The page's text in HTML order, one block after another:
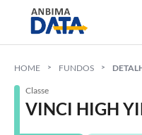
HOME FUNDOS
Classe
VINCI HIGH